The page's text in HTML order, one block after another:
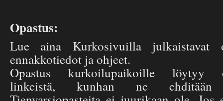
Opastus:
Lue aina Kurkosivuilla julkaistavat
ennakkotiedot ja ohjeet.
Opastus kurkoilupaikoille löytyy
linkeistä, kunhan ne ehditään